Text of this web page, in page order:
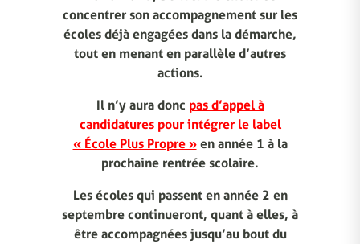
concentrer son accompagnement sur les
écoles déjà engagées dans la démarche,
tout en menant en parallèle d’autres
actions.
Il n’y aura donc pas d’appel à
candidatures pour intégrer le label
« École Plus Propre »en année 1 à la
prochaine rentrée scolaire.
Les écoles qui passent en année 2 en
septembre continueront, quant à elles, à
être accompagnées jusqu’au bout du